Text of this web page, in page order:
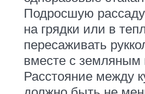
Подросшую
на грядки или в
пересаживать
вместе с земляным
Расстояние между